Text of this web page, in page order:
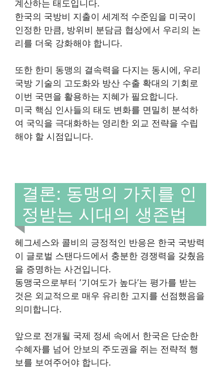
계산하는 태도입니다.
한국의 국방비 지출이 세계적 수준임을 미국이
인정한 만큼, 방위비 분담금 협상에서 우리의 논
리를 더욱 강화해야 합니다.
또한 한미 동맹의 결속력을 다지는 동시에, 우리
국방 기술의 고도화와 방산 수출 확대의 기회로
이번 국면을 활용하는 지혜가 필요합니다.
미국 핵심 인사들의 태도 변화를 면밀히 분석하
여 국익을 극대화하는 영리한 외교 전략을 수립
해야 할 시점입니다.
결론: 동맹의 가치를 인
정받는 시대의 생존법
헤그세스와 콜비의 긍정적인 반응은 한국 국방력
이 글로벌 스탠다드에서 충분한 경쟁력을 갖췄음
을 증명하는 사건입니다.
동맹국으로부터 ‘기여도가 높다’는 평가를 받는
것은 외교적으로 매우 유리한 고지를 선점했음을
의미합니다.
앞으로 전개될 국제 정세 속에서 한국은 단순한
수혜자를 넘어 안보의 주도권을 쥐는 전략적 행
보를 보여주어야 합니다.